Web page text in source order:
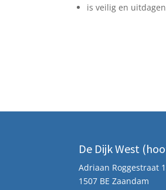
is veilig en
De Dijk West
Adriaan Roggestraat
1507 BE Zaandam